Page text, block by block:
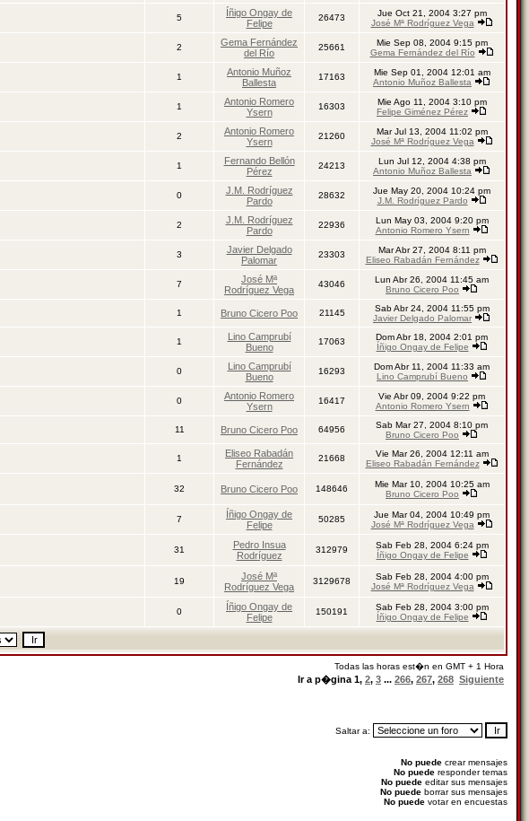
5
Íñigo Ongay de
Felipe
26473
Jue Oct 21, 2004 3:27 pm
José Mª Rodríguez Vega
2
Gema Fernández
del Río
25661
Mie Sep 08, 2004 9:15 pm
Gema Fernández del Río
1
Antonio Muñoz
Ballesta
17163
Mie Sep 01, 2004 12:01 am
Antonio Muñoz Ballesta
1
Antonio Romero
Ysern
16303
Mie Ago 11, 2004 3:10 pm
Felipe Giménez Pérez
2
Antonio Romero
Ysern
21260
Mar Jul 13, 2004 11:02 pm
José Mª Rodríguez Vega
1
Fernando Bellón
Pérez
24213
Lun Jul 12, 2004 4:38 pm
Antonio Muñoz Ballesta
0
J.M. Rodríguez
Pardo
28632
Jue May 20, 2004 10:24 pm
J.M. Rodríguez Pardo
2
J.M. Rodríguez
Pardo
22936
Lun May 03, 2004 9:20 pm
Antonio Romero Ysern
3
Javier Delgado
Palomar
23303
Mar Abr 27, 2004 8:11 pm
Eliseo Rabadán Fernández
7
José Mª
Rodríguez Vega
43046
Lun Abr 26, 2004 11:45 am
Bruno Cicero Poo
1 Bruno Cicero Poo 21145
Sab Abr 24, 2004 11:55 pm
Javier Delgado Palomar
1
Lino Camprubí
Bueno
17063
Dom Abr 18, 2004 2:01 pm
Íñigo Ongay de Felipe
0
Lino Camprubí
Bueno
16293
Dom Abr 11, 2004 11:33 am
Lino Camprubí Bueno
0
Antonio Romero
Ysern
16417
Vie Abr 09, 2004 9:22 pm
Antonio Romero Ysern
11 Bruno Cicero Poo 64956
Sab Mar 27, 2004 8:10 pm
Bruno Cicero Poo
1
Eliseo Rabadán
Fernández
21668
Vie Mar 26, 2004 12:11 am
Eliseo Rabadán Fernández
32 Bruno Cicero Poo 148646
Mie Mar 10, 2004 10:25 am
Bruno Cicero Poo
7
Íñigo Ongay de
Felipe
50285
Jue Mar 04, 2004 10:49 pm
José Mª Rodríguez Vega
31
Pedro Insua
Rodríguez
312979
Sab Feb 28, 2004 6:24 pm
Íñigo Ongay de Felipe
19
José Mª
Rodríguez Vega
3129678
Sab Feb 28, 2004 4:00 pm
José Mª Rodríguez Vega
0
Íñigo Ongay de
Felipe
150191
Sab Feb 28, 2004 3:00 pm
Íñigo Ongay de Felipe
Todas las horas est�n en GMT + 1 Hora
Ir a p�gina 1, 2, 3 ... 266, 267, 268 Siguiente
Saltar a:
No puede crear mensajes
No puede responder temas
No puede editar sus mensajes
No puede borrar sus mensajes
No puede votar en encuestas